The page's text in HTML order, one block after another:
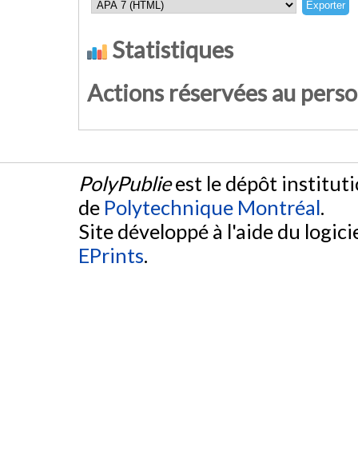
Statistiques
Actions réservées au
PolyPublieest le dépôt
de Polytechnique Montréal.
Site développé à l'aide du
EPrints.